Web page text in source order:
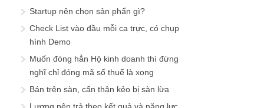
Startup nên chọn sản phẩn gì?
Check List vào đầu mỗi ca trực, có chụp
hình Demo
Muốn đóng hẳn Hộ kinh doanh thì đừng
nghĩ chỉ đóng mã số thuế là xong
Bán trên sàn, cẩn thận kẻo bị sàn lừa